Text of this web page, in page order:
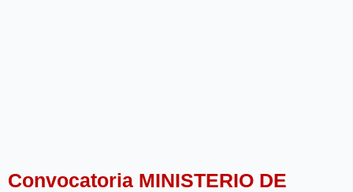
Convocatoria MINISTERIO DE